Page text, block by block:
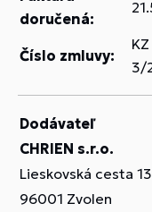
doručená:
Číslo zmluvy:
KZ
3/
Dodávateľ
CHRIEN s.r.o.
Lieskovská cesta 13
96001 Zvolen